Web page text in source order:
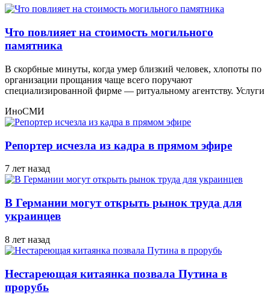
Что повлияет на стоимость могильного
памятника
В скорбные минуты, когда умер близкий человек, хлопоты по
организации прощания чаще всего поручают
специализированной фирме — ритуальному агентству. Услуги
ИноСМИ
Репортер исчезла из кадра в прямом эфире
7 лет назад
В Германии могут открыть рынок труда для
украинцев
8 лет назад
Нестареющая китаянка позвала Путина в
прорубь